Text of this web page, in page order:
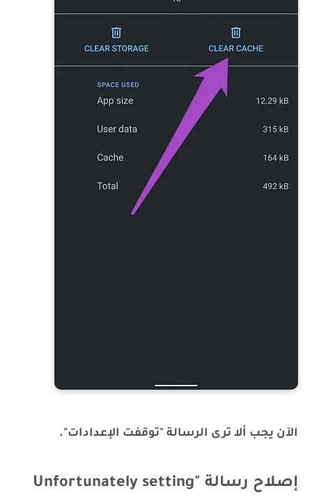
الآن يجب ألا ترى الرسالة "توقفت الإعدادات".
إصلاح رسالة "Unfortunately setting